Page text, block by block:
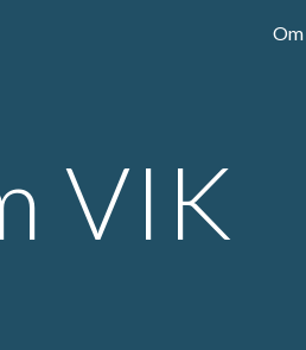
Skip to
VIK